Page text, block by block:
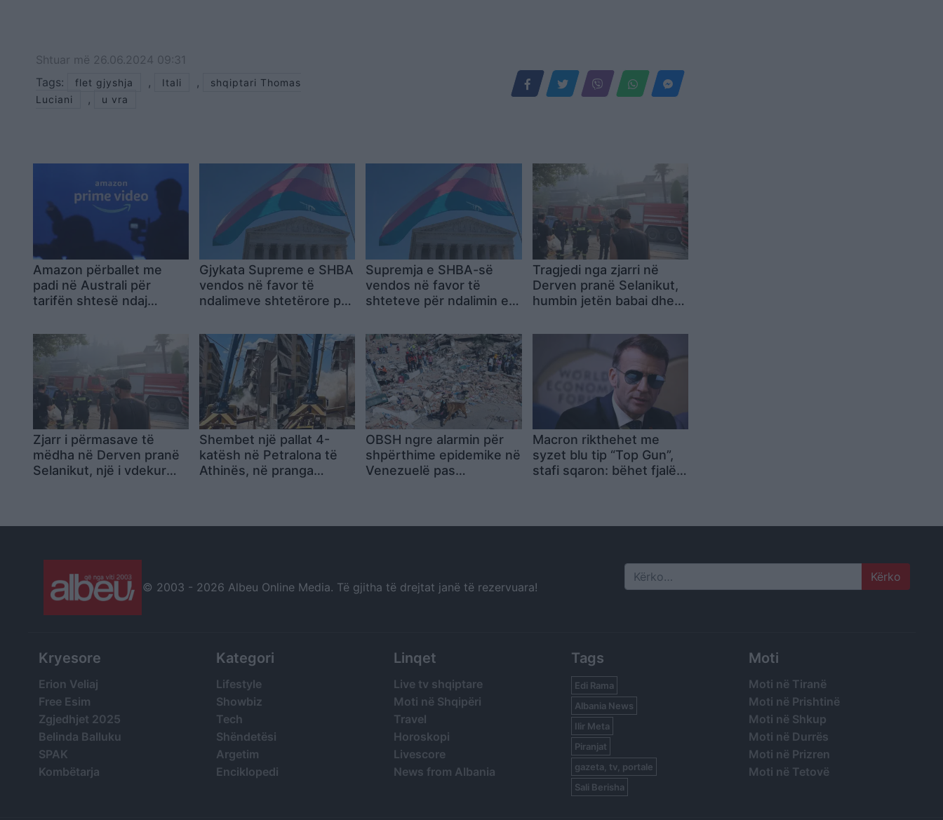
Shtuar më 26.06.2024 09:31
Tags:
flet gjyshja , Itali ,
shqiptari Thomas
Luciani
, u vra
Amazon përballet me
padi në Australi për
tarifën shtesë ndaj
Video pa reklama
Gjykata Supreme e SHBA
vendos në favor të
ndalimeve shtetërore për
transgjinore në sportet e
vajzave dhe grave
Supremja e SHBA-së
vendos në favor të
shteteve për ndalimin e
sportet e vajzave dhe
grave
Tragjedi nga zjarri në
Derven pranë Selanikut,
humbin jetën babai dhe
bashkëshortja
Zjarr i përmasave të
mëdha në Derven pranë
Selanikut, një i vdekur
Shembet një pallat 4-
katësh në Petralona të
Athinës, në pranga
OBSH ngre alarmin për
shpërthime epidemike në
Venezuelë pas
Macron rikthehet me
syzet blu tip “Top Gun”,
stafi sqaron: bëhet fjalë
© 2003 - 2026 Albeu Online Media. Të gjitha të drejtat janë të rezervuara! Search
Kryesore
Erion Veliaj
Free Esim
Zgjedhjet 2025
Belinda Balluku
SPAK
Kombëtarja
Kategori
Lifestyle
Showbiz
Tech
Shëndetësi
Argetim
Enciklopedi
Linqet
Live tv shqiptare
Moti në Shqipëri
Travel
Horoskopi
Livescore
News from Albania
Tags
Edi Rama
Albania News
Ilir Meta
Piranjat
gazeta, tv, portale
Sali Berisha
Moti
Moti në Tiranë
Moti në Prishtinë
Moti në Shkup
Moti në Durrës
Moti në Prizren
Moti në Tetovë